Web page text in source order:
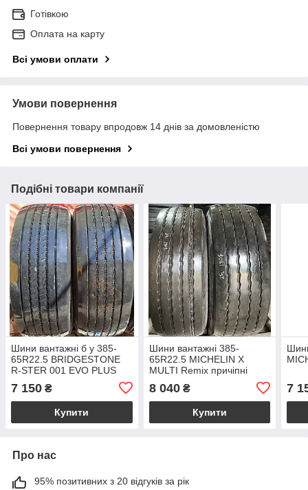
Готівкою
Оплата на карту
Всі умови оплати
Умови повернення
Повернення товару впродовж 14 днів за домовленістю
Всі умови повернення
Подібні товари компанії
Шини вантажні б у 385-
65R22.5 BRIDGESTONE
R-STER 001 EVO PLUS
7 150 ₴
Купити
Шини вантажні 385-
65R22.5 MICHELIN X
MULTI Remix причіпні
8 040₴
Купити
7
Про нас
95% позитивних з 20 відгуків за рік